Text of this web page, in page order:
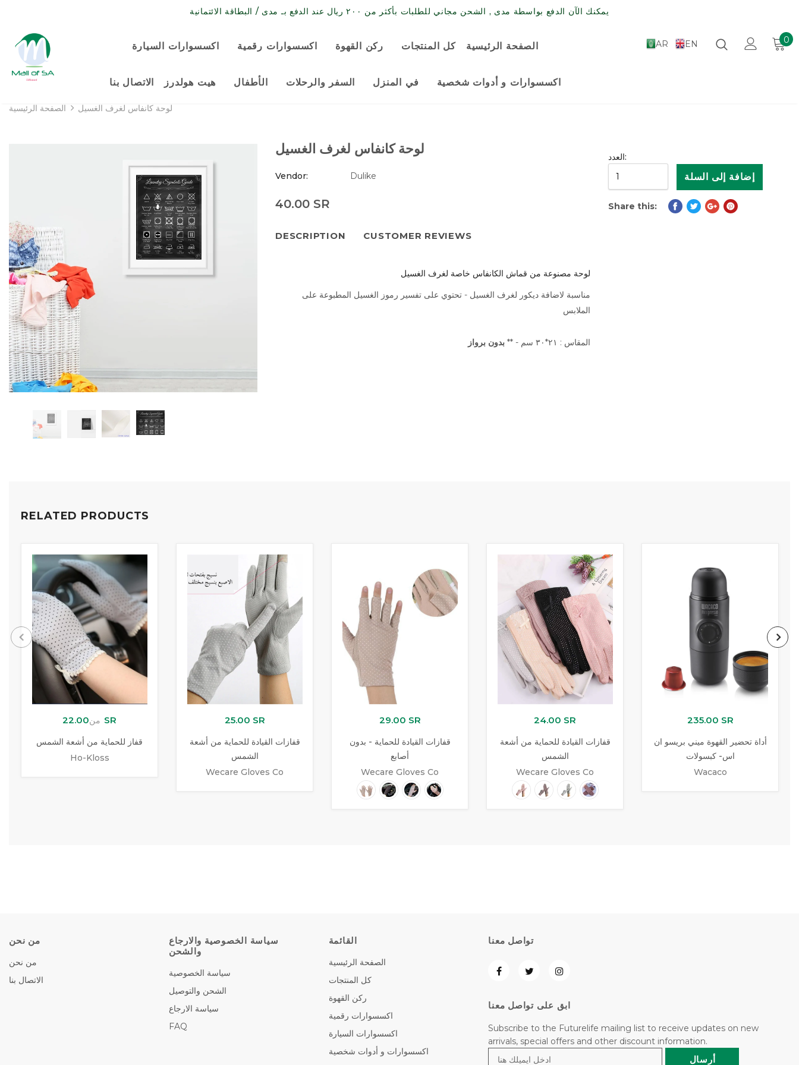
يمكنك الآن الدفع بواسطة مدى , الشحن مجاني للطلبات بأكثر من ٢٠٠ ريال عند الدفع بـ مدى / البطاقة الائتمانية
الصفحة الرئيسية كل المنتجات ركن القهوة اكسسوارات رقمية اكسسوارات السيارة
اكسسوارات و أدوات شخصية في المنزل السفر والرحلات الأطفال هيت هولدرز الاتصال بنا
AR EN 0
الصفحة الرئيسية لوحة كانفاس لغرف الغسيل
لوحة كانفاس لغرف الغسيل
Vendor: Dulike
40.00 SR
DESCRIPTION CUSTOMER REVIEWS
لوحة مصنوعة من قماش الكانفاس خاصة لغرف الغسيل
مناسبة لاضافة ديكور لغرف الغسيل - تحتوي على تفسير رموز الغسيل المطبوعة على
الملابس
المقاس : ٢١*٣٠ سم - ** بدون برواز
العدد:
Share this:
RELATED PRODUCTS
من 22.00 SR
قفاز للحماية من أشعة الشمس
Ho-Kloss
25.00 SR
قفازات القيادة للحماية من أشعة
الشمس
Wecare Gloves Co
29.00 SR
قفازات القيادة للحماية - بدون
أصابع
Wecare Gloves Co
24.00 SR
قفازات القيادة للحماية من أشعة
الشمس
Wecare Gloves Co
235.00 SR
أداة تحضير القهوة ميني بريسو ان
اس- كبسولات
Wacaco
من نحن
من نحن
الاتصال بنا
سياسة الخصوصية والارجاع
والشحن
سياسة الخصوصية
الشحن والتوصيل
سياسة الارجاع
FAQ
القائمة
الصفحة الرئيسية
كل المنتجات
ركن القهوة
اكسسوارات رقمية
اكسسوارات السيارة
اكسسوارات و أدوات شخصية
تواصل معنا
ابق على تواصل معنا
Subscribe to the Futurelife mailing list to receive updates on new
arrivals, special offers and other discount information.